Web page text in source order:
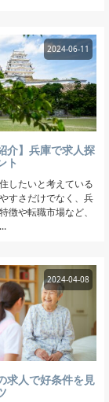
2024-06-11
介】兵庫で求人探
ト
したいと考えている
すさだけでなく、兵
徴や転職市場など、
2024-04-08
求人で好条件を見